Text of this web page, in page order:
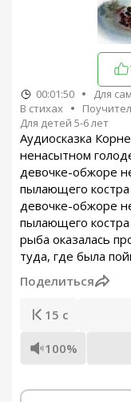
00:01:50 Для
В стихах
Для детей 5-6 лет
Аудиосказка
ненасытном
девочке-обжоре
пылающего
девочке-обжоре
пылающего
рыба оказалась
туда, где была
Поделиться
15 с
100%